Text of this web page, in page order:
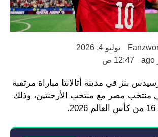
يوليو 4, 2026
12:47 ص
بنز في مدينة أتالانتا مباراة مرتقبة
منتخب مصر مع منتخب الأرجنتين، وذلك